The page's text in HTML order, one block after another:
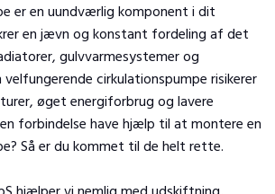
er en uundværlig komponent i dit
en jævn og konstant fordeling af det
gulvvarmesystemer og
velfungerende cirkulationspumpe risikerer
øget energiforbrug og lavere
forbindelse have hjælp til at montere en
Så er du kommet til de helt rette.